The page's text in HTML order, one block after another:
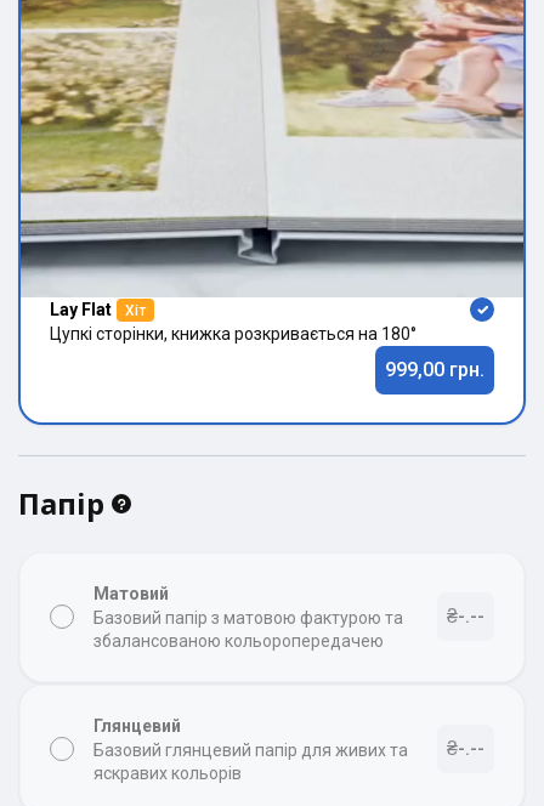
Lay Flat Хіт
Цупкі сторінки, книжка розкривається на 180°
999,00 грн.
Папір
Матовий
Базовий папір з матовою фактурою та
збалансованою кольоропередачею
₴-.--
Глянцевий
Базовий глянцевий папір для живих та
яскравих кольорів
₴-.--